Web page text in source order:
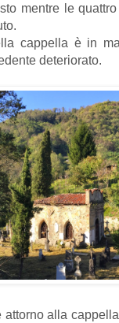
mentre le
cappella è in
deteriorato.
alla